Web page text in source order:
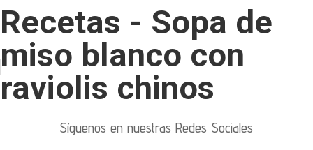
Recetas - Sopa de
miso blanco con
raviolis chinos
Síguenos en nuestras Redes Sociales